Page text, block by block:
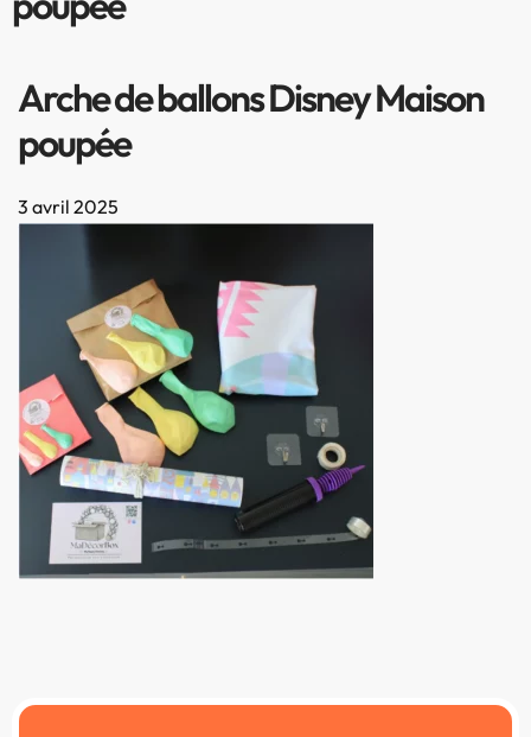
Arche de ballons Disney Maison
poupée
3 avril 2025